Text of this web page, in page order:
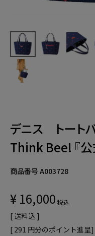
デニス トートバ
Think Bee! 『公
商品番号 A003728
¥ 16,000 税込
送料込
[ 291 円分のポイント進呈]